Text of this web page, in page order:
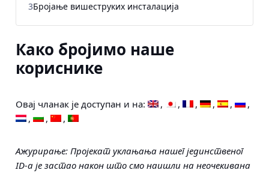
Како бројимо наше
кориснике
Овај чланак је доступан и на:
Ажурирање: Пројекат уклањања нашег јединственог
ID-а је застао након што смо наишли на неочекивана
3Бројање вишеструких инсталација